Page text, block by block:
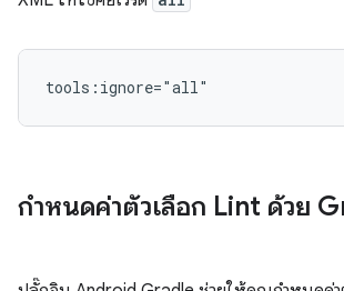
tools:ignore="all"
กำหนดค่าตัวเลือก Lint ด้วย